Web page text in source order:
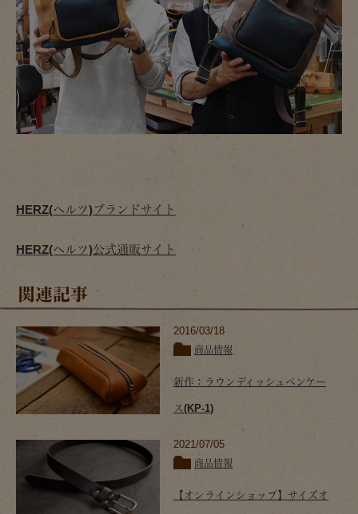
HERZ(ヘルツ)ブランドサイト
HERZ(ヘルツ)公式通販サイト
関連記事
2016/03/18
商品情報
新作：ラウンディッシュペンケー
ス(KP-1)
2021/07/05
商品情報
【オンラインショップ】サイズオ